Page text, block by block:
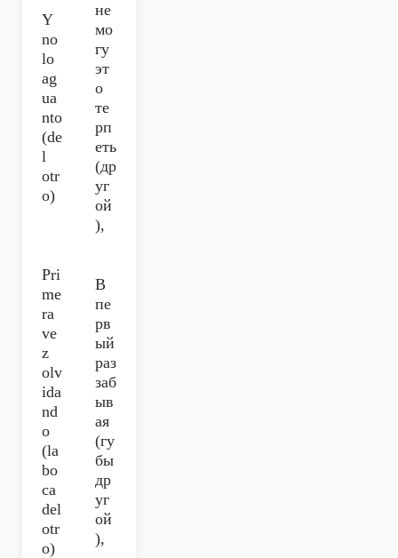
Y
no
lo
ag
ua
nto
(de
l
otr
o)
не
мо
гу
эт
о
те
рп
еть
(др
уг
ой
),
Pri
me
ra
ve
z
olv
ida
nd
o
(la
bo
ca
del
otr
o)
В
пе
рв
ый
раз
заб
ыв
ая
(гу
бы
др
уг
ой
),